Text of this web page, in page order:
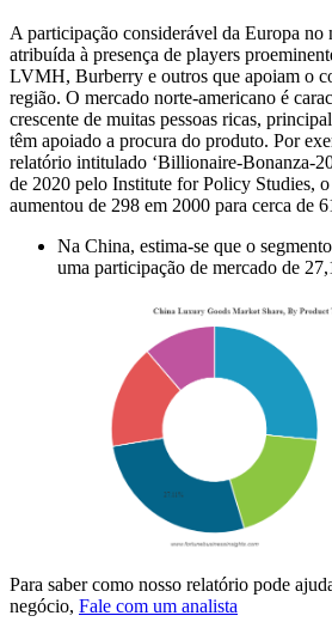
A participação considerável da Europa no
atribuída à presença de players
LVMH, Burberry e outros que apoiam o
região. O mercado norte-americano é
crescente de muitas pessoas ricas,
têm apoiado a procura do produto. Por
relatório intitulado ‘Billionaire-Bonanza-
de 2020 pelo Institute for Policy Studies,
aumentou de 298 em 2000 para cerca de
Na China, estima-se que o
uma participação de mercado de
Para saber como nosso relatório pode
negócio, Fale com um analista